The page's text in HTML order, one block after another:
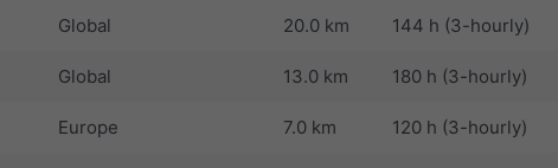
Global 20.0 km 144 h (3-hourly)
Global 13.0 km 180 h (3-hourly)
Europe 7.0 km 120 h (3-hourly)